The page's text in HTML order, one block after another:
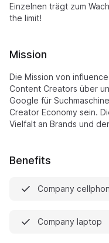
Einzelnen trägt zum
the limit!
Mission
Die Mission von
Content Creators über
Google für
Creator Economy sein.
Vielfalt an Brands und
Benefits
Company
Company laptop